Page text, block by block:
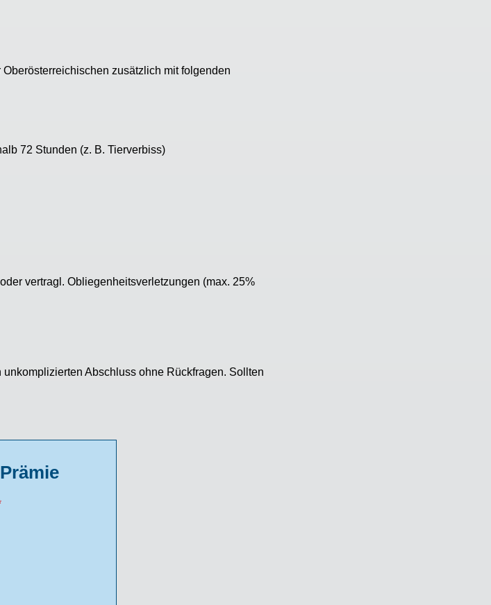
zusätzlich mit folgenden
72 Stunden (z. B. Tierverbiss)
vertragl. Obliegenheitsverletzungen (max. 25%
Abschluss ohne Rückfragen. Sollten